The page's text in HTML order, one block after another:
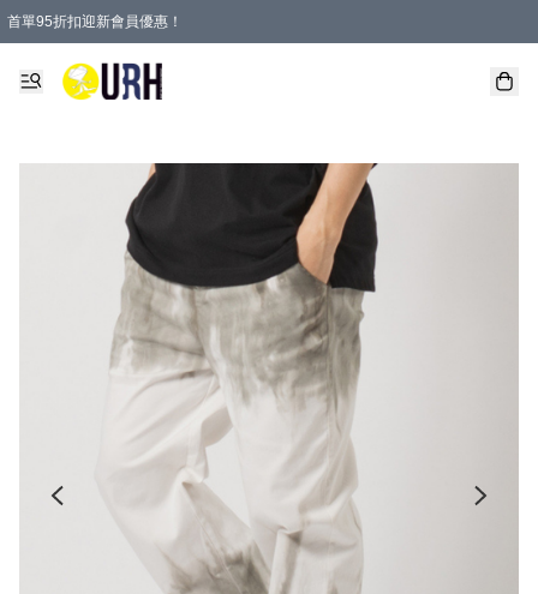
首單95折扣迎新會員優惠！
特選會員可享全單低至 95 折優惠！
單一訂單滿HKD600(澳門HKD800)包郵寄順豐送到家。